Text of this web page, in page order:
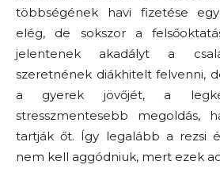
többségének havi fizetése
elég, de sokszor a
jelentenek akadályt a
szeretnének diákhitelt felvenni,
a gyerek jövőjét, a
stresszmentesebb megoldás,
tartják őt. Így legalább a rezsi
nem kell aggódniuk, mert ezek